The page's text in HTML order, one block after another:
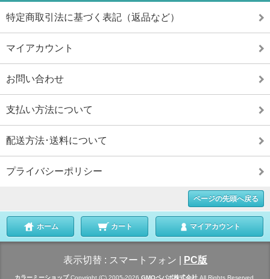
特定商取引法に基づく表記（返品など）
マイアカウント
お問い合わせ
支払い方法について
配送方法･送料について
プライバシーポリシー
ページの先頭へ戻る
ホーム カート マイアカウント
表示切替 : スマートフォン PC版
カラーミーショップCopyright (C) 2005-2026 GMOペパボ株式会社 All Rights Reserved.